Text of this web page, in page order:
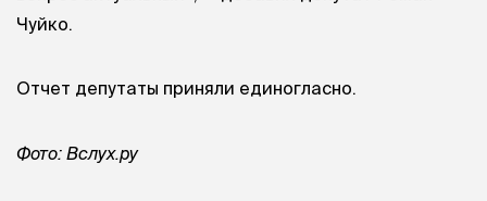
Чуйко.
Отчет депутаты приняли единогласно.
Фото: Вслух.ру